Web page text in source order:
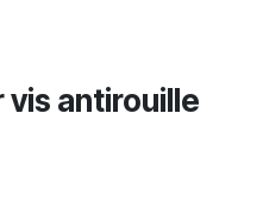
vis antirouille